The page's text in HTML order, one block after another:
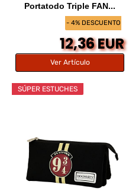
- 4% DESCUENTO
Portatodo Triple FAN...
12,36 EUR
Ver Artículo
SÚPER ESTUCHES